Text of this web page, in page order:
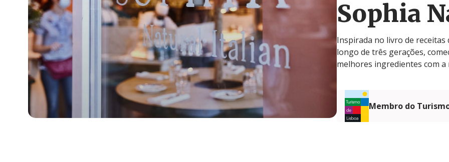
Sophia
Inspirada no livro de
longo de três gerações,
melhores ingredientes com a
Membro do